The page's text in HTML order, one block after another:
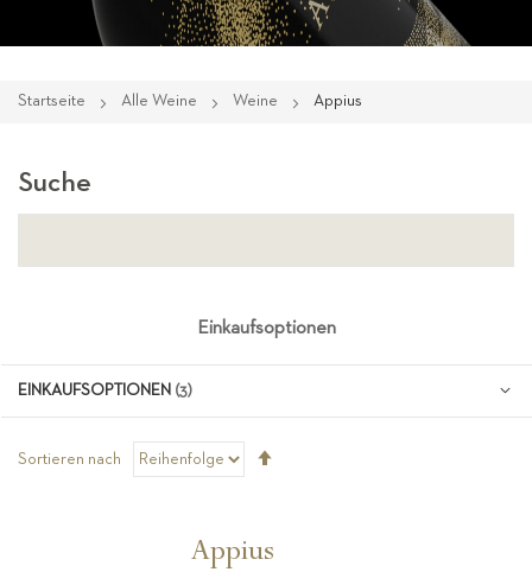
Startseite Alle Weine Weine Appius
Sortieren nach
Appius
Suche
Einkaufsoptionen
EINKAUFSOPTIONEN